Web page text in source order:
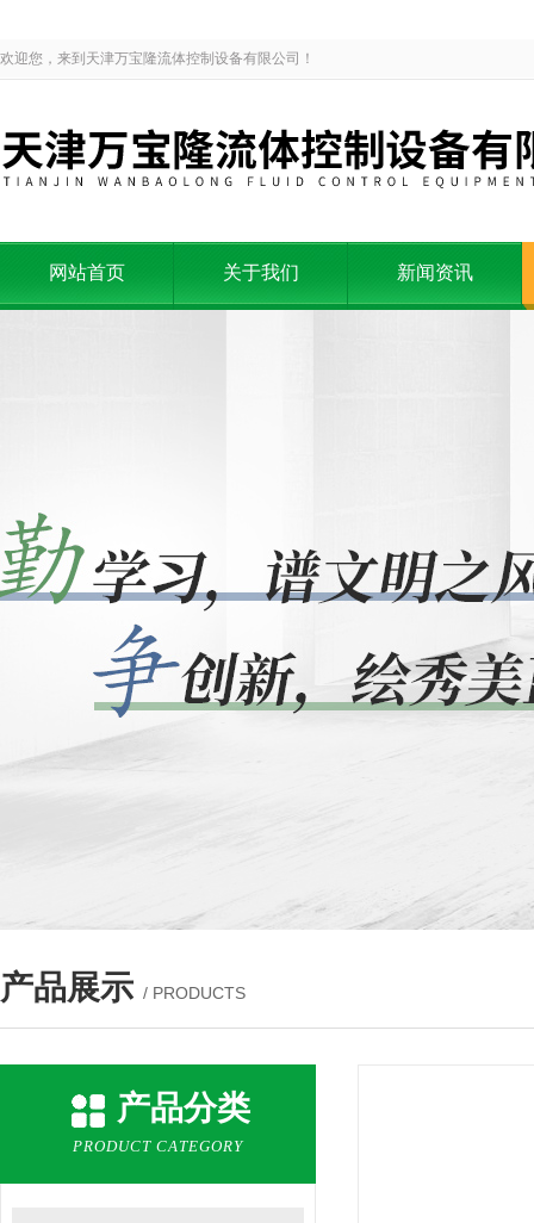
欢迎您，来到天津万宝隆流体控制设备有限公司！
网站首页 关于我们 新闻资讯
产品展示 / PRODUCTS
产品分类
PRODUCT CATEGORY